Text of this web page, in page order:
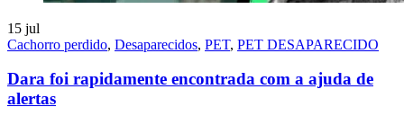
15 jul
Cachorro perdido, Desaparecidos, PET, PET DESAPARECIDO
Dara foi rapidamente encontrada com a ajuda de
alertas